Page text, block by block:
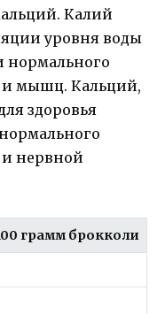
Калий
уровня воды
нормального
и мышц. Кальций,
здоровья
нервной
грамм брокколи